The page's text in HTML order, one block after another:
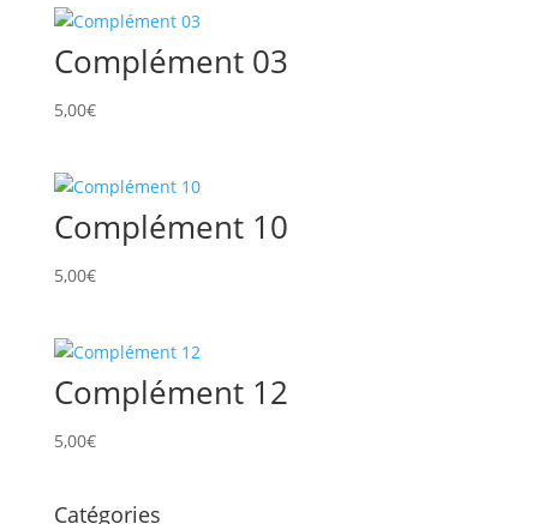
Complément 03
5,00€
Complément 10
5,00€
Complément 12
5,00€
Catégories